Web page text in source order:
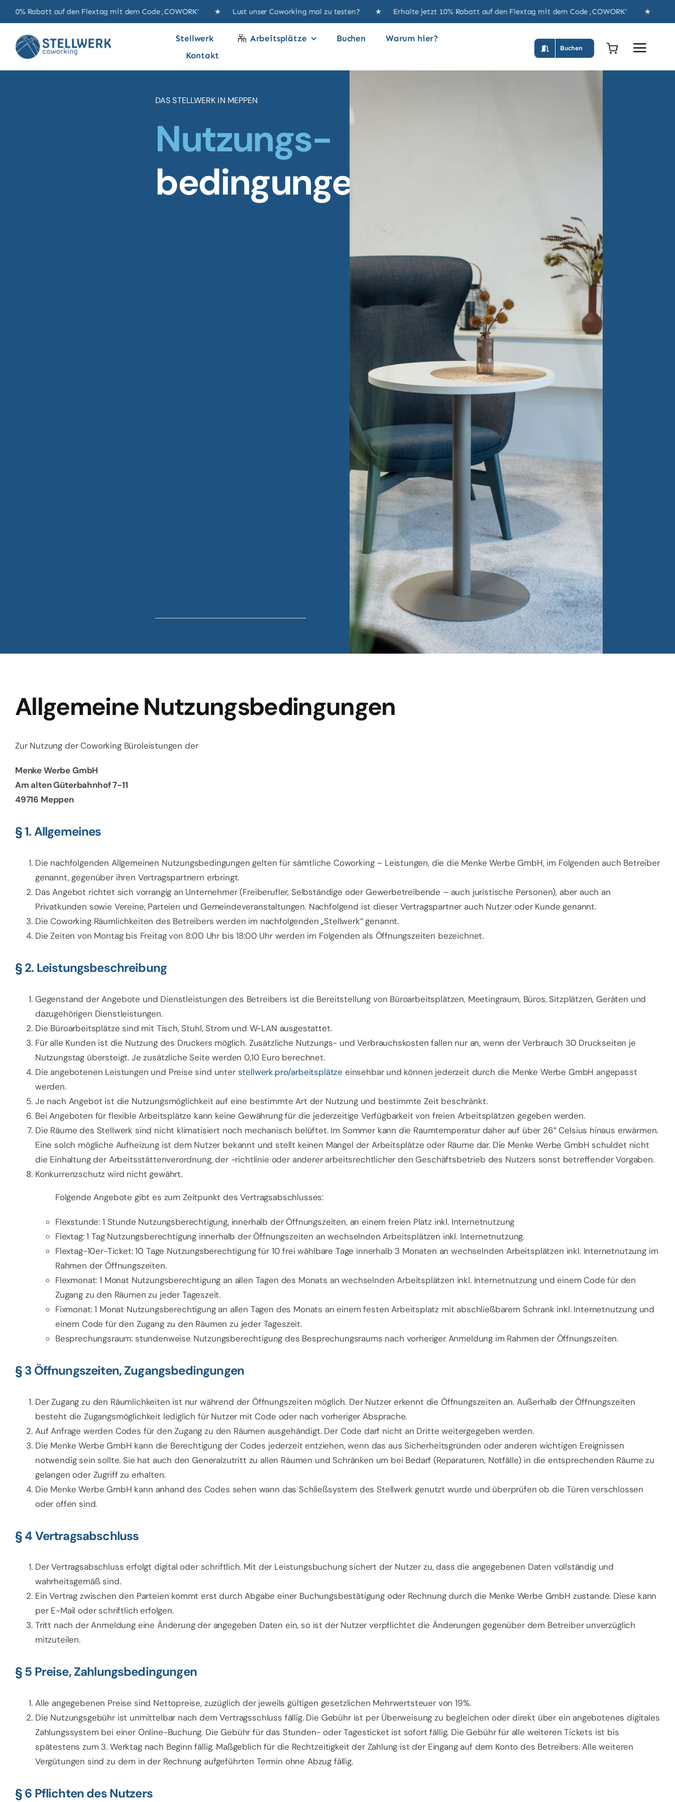
Zum
Inhalt
springen
auf den Flextag mit dem Code ‚COWORK‘ ★ Lust unser Coworking mal zu testen? ★ Erhalte jetzt 10% Rabatt auf den Flextag mit dem Code ‚COWORK‘ ★ Lust unser
Stellwerk Arbeitsplätze Buchen
Warum hier?
Kontakt
Buchen
DAS STELLWERK IN MEPPEN
Nutzungs-
bedingungen
Allgemeine Nutzungsbedingungen
Zur Nutzung der Coworking Büroleistungen der
Menke Werbe GmbH
Am alten Güterbahnhof 7-11
49716 Meppen
§ 1. Allgemeines
Die nachfolgenden Allgemeinen Nutzungsbedingungen gelten für sämtliche Coworking – Leistungen, die die Menke Werbe GmbH, im Folgenden auch Betreiber
genannt, gegenüber ihren Vertragspartnern erbringt.
Das Angebot richtet sich vorrangig an Unternehmer (Freiberufler, Selbständige oder Gewerbetreibende – auch juristische Personen), aber auch an
Privatkunden sowie Vereine, Parteien und Gemeindeveranstaltungen. Nachfolgend ist dieser Vertragspartner auch Nutzer oder Kunde genannt.
Die Coworking Räumlichkeiten des Betreibers werden im nachfolgenden „Stellwerk“ genannt.
Die Zeiten von Montag bis Freitag von 8:00 Uhr bis 18:00 Uhr werden im Folgenden als Öffnungszeiten bezeichnet.
§ 2. Leistungsbeschreibung
Gegenstand der Angebote und Dienstleistungen des Betreibers ist die Bereitstellung von Büroarbeitsplätzen, Meetingraum, Büros, Sitzplätzen, Geräten und
dazugehörigen Dienstleistungen.
Die Büroarbeitsplätze sind mit Tisch, Stuhl, Strom und W-LAN ausgestattet.
Für alle Kunden ist die Nutzung des Druckers möglich. Zusätzliche Nutzungs- und Verbrauchskosten fallen nur an, wenn der Verbrauch 30 Druckseiten je
Nutzungstag übersteigt. Je zusätzliche Seite werden 0,10 Euro berechnet.
Die angebotenen Leistungen und Preise sind unter stellwerk.pro/arbeitsplätze einsehbar und können jederzeit durch die Menke Werbe GmbH angepasst
werden.
Je nach Angebot ist die Nutzungsmöglichkeit auf eine bestimmte Art der Nutzung und bestimmte Zeit beschränkt.
Bei Angeboten für flexible Arbeitsplätze kann keine Gewährung für die jederzeitige Verfügbarkeit von freien Arbeitsplätzen gegeben werden.
Die Räume des Stellwerk sind nicht klimatisiert noch mechanisch belüftet. Im Sommer kann die Raumtemperatur daher auf über 26° Celsius hinaus erwärmen.
Eine solch mögliche Aufheizung ist dem Nutzer bekannt und stellt keinen Mangel der Arbeitsplätze oder Räume dar. Die Menke Werbe GmbH schuldet nicht
die Einhaltung der Arbeitsstättenverordnung, der -richtlinie oder anderer arbeitsrechtlicher den Geschäftsbetrieb des Nutzers sonst betreffender Vorgaben.
Konkurrenzschutz wird nicht gewährt.
Folgende Angebote gibt es zum Zeitpunkt des Vertragsabschlusses:
Flexstunde: 1 Stunde Nutzungsberechtigung, innerhalb der Öffnungszeiten, an einem freien Platz inkl. Internetnutzung
Flextag: 1 Tag Nutzungsberechtigung innerhalb der Öffnungszeiten an wechselnden Arbeitsplätzen inkl. Internetnutzung.
Flextag-10er-Ticket: 10 Tage Nutzungsberechtigung für 10 frei wählbare Tage innerhalb 3 Monaten an wechselnden Arbeitsplätzen inkl. Internetnutzung im
Rahmen der Öffnungszeiten.
Flexmonat: 1 Monat Nutzungsberechtigung an allen Tagen des Monats an wechselnden Arbeitsplätzen inkl. Internetnutzung und einem Code für den
Zugang zu den Räumen zu jeder Tageszeit.
Fixmonat: 1 Monat Nutzungsberechtigung an allen Tagen des Monats an einem festen Arbeitsplatz mit abschließbarem Schrank inkl. Internetnutzung und
einem Code für den Zugang zu den Räumen zu jeder Tageszeit.
Besprechungsraum: stundenweise Nutzungsberechtigung des Besprechungsraums nach vorheriger Anmeldung im Rahmen der Öffnungszeiten.
§ 3 Öffnungszeiten, Zugangsbedingungen
Der Zugang zu den Räumlichkeiten ist nur während der Öffnungszeiten möglich. Der Nutzer erkennt die Öffnungszeiten an. Außerhalb der Öffnungszeiten
besteht die Zugangsmöglichkeit lediglich für Nutzer mit Code oder nach vorheriger Absprache.
Auf Anfrage werden Codes für den Zugang zu den Räumen ausgehändigt. Der Code darf nicht an Dritte weitergegeben werden.
Die Menke Werbe GmbH kann die Berechtigung der Codes jederzeit entziehen, wenn das aus Sicherheitsgründen oder anderen wichtigen Ereignissen
notwendig sein sollte. Sie hat auch den Generalzutritt zu allen Räumen und Schränken um bei Bedarf (Reparaturen, Notfälle) in die entsprechenden Räume zu
gelangen oder Zugriff zu erhalten.
Die Menke Werbe GmbH kann anhand des Codes sehen wann das Schließsystem des Stellwerk genutzt wurde und überprüfen ob die Türen verschlossen
oder offen sind.
§ 4 Vertragsabschluss
Der Vertragsabschluss erfolgt digital oder schriftlich. Mit der Leistungsbuchung sichert der Nutzer zu, dass die angegebenen Daten vollständig und
wahrheitsgemäß sind.
Ein Vertrag zwischen den Parteien kommt erst durch Abgabe einer Buchungsbestätigung oder Rechnung durch die Menke Werbe GmbH zustande. Diese kann
per E-Mail oder schriftlich erfolgen.
Tritt nach der Anmeldung eine Änderung der angegeben Daten ein, so ist der Nutzer verpflichtet die Änderungen gegenüber dem Betreiber unverzüglich
mitzuteilen.
§ 5 Preise, Zahlungsbedingungen
Alle angegebenen Preise sind Nettopreise, zuzüglich der jeweils gültigen gesetzlichen Mehrwertsteuer von 19%.
Die Nutzungsgebühr ist unmittelbar nach dem Vertragsschluss fällig. Die Gebühr ist per Überweisung zu begleichen oder direkt über ein angebotenes digitales
Zahlungssystem bei einer Online-Buchung. Die Gebühr für das Stunden- oder Tagesticket ist sofort fällig. Die Gebühr für alle weiteren Tickets ist bis
spätestens zum 3. Werktag nach Beginn fällig. Maßgeblich für die Rechtzeitigkeit der Zahlung ist der Eingang auf dem Konto des Betreibers. Alle weiteren
Vergütungen sind zu dem in der Rechnung aufgeführten Termin ohne Abzug fällig.
§ 6 Pflichten des Nutzers